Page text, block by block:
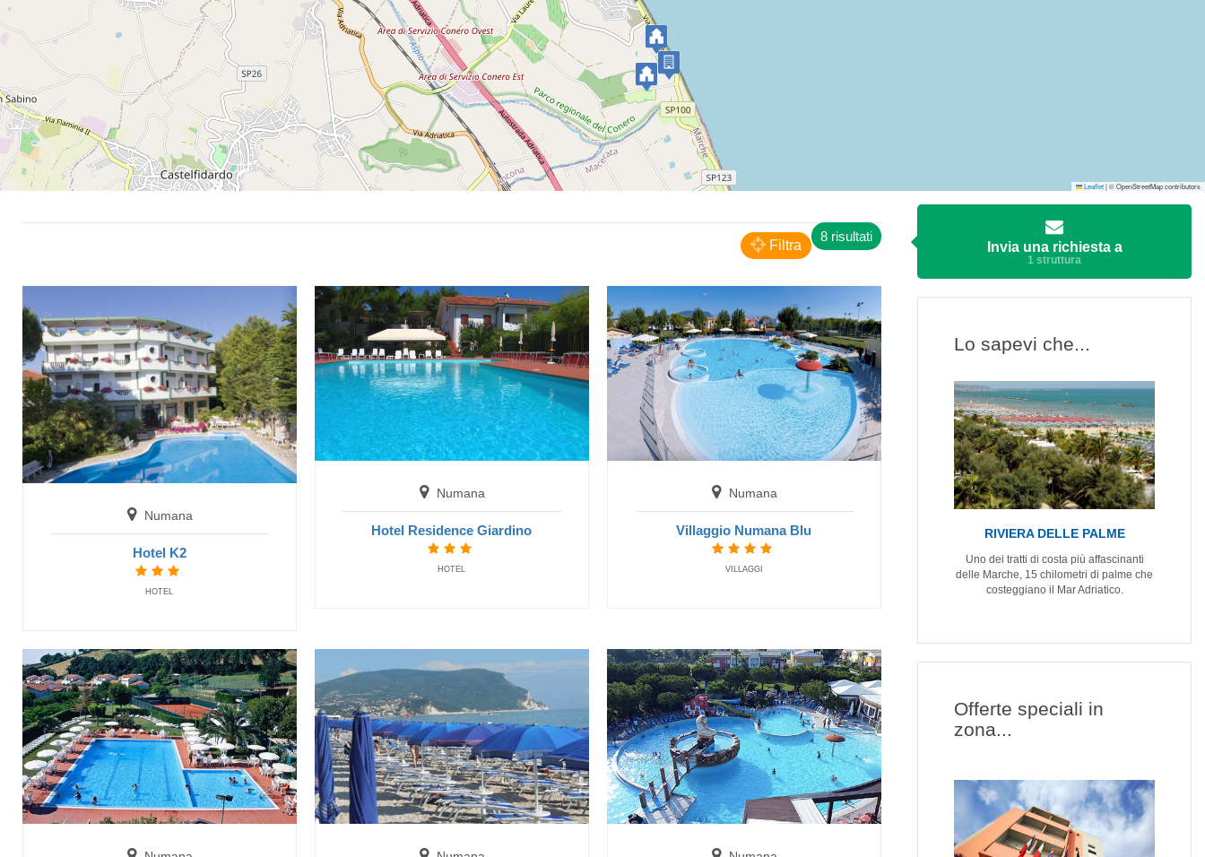
Numana
Villaggio Taunus
Leaflet|© OpenStreetMap contributors
8 risultati
Filtra
Numana
Hotel K2
HOTEL
Numana
Hotel Residence Giardino
HOTEL
Numana
Villaggio Numana Blu
VILLAGGI
Invia una richiesta a
1 struttura
Lo sapevi che...
RIVIERA DELLE PALME
Uno dei tratti di costa più affascinanti
delle Marche, 15 chilometri di palme che
costeggiano il Mar Adriatico.
Offerte speciali in
zona...